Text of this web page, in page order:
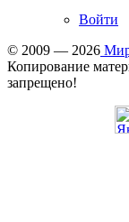
Войти
© 2009 — 2026 Мир
Копирование
запрещено!